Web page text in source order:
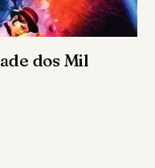
dos Mil